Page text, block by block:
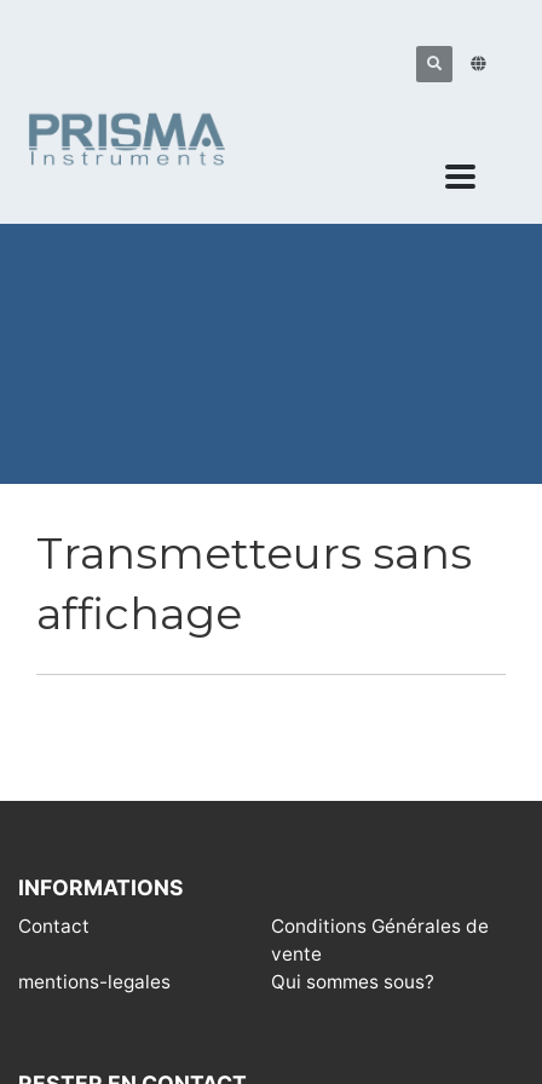
Transmetteurs sans
affichage
INFORMATIONS
Contact
Conditions Générales de
vente
mentions-legales
Qui sommes sous?